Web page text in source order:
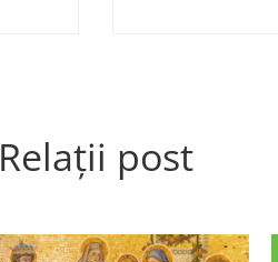
Relații post